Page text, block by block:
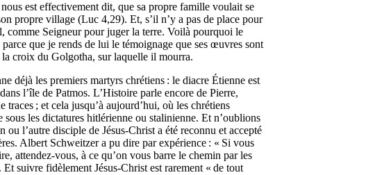
est effectivement dit, que sa propre famille voulait se
propre village (Luc 4,29). Et, s’il n’y a pas de place pour
comme Seigneur pour juger la terre. Voilà pourquoi le
que je rends de lui le témoignage que ses œuvres sont
la croix du Golgotha, sur laquelle il mourra.
déjà les premiers martyrs chrétiens : le diacre Étienne est
l’île de Patmos. L’Histoire parle encore de Pierre,
; et cela jusqu’à aujourd’hui, où les chrétiens
les dictatures hitlérienne ou stalinienne. Et n’oublions
l’autre disciple de Jésus-Christ a été reconnu et accepté
Albert Schweitzer a pu dire par expérience : « Si vous
attendez-vous, à ce qu’on vous barre le chemin par les
suivre fidèlement Jésus-Christ est rarement « de tout